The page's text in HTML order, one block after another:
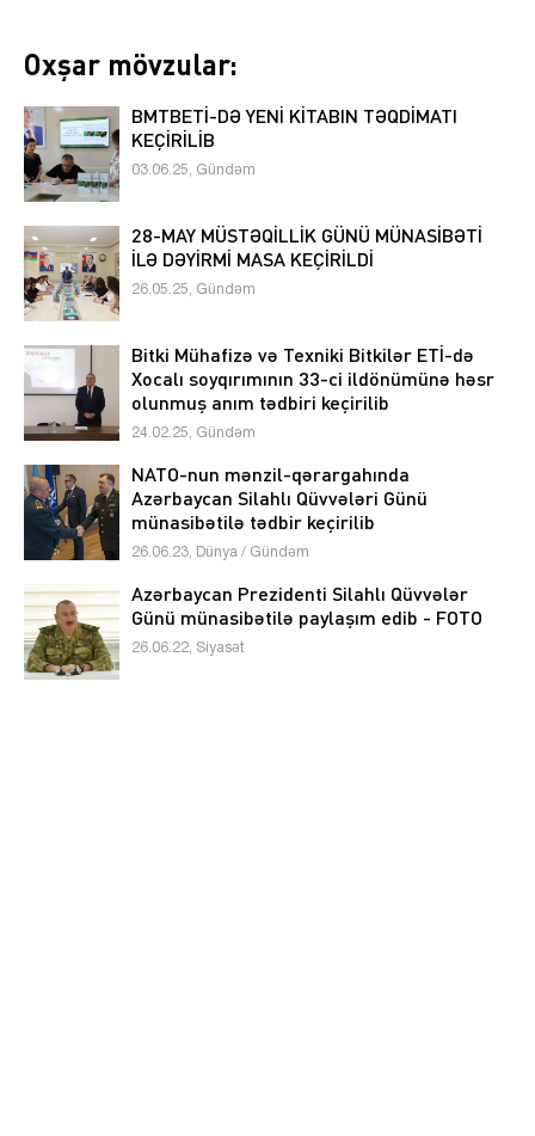
Oxşar mövzular:
BMTBETİ-DƏ YENİ KİTABIN TƏQDİMATI
KEÇİRİLİB
03.06.25, Gündəm
28-MAY MÜSTƏQİLLİK GÜNÜ MÜNASİBƏTİ
İLƏ DƏYİRMİ MASA KEÇİRİLDİ
26.05.25, Gündəm
Bitki Mühafizə və Texniki Bitkilər ETİ-də
Xocalı soyqırımının 33-ci ildönümünə həsr
olunmuş anım tədbiri keçirilib
24.02.25, Gündəm
NATO-nun mənzil-qərargahında
Azərbaycan Silahlı Qüvvələri Günü
münasibətilə tədbir keçirilib
26.06.23, Dünya / Gündəm
Azərbaycan Prezidenti Silahlı Qüvvələr
Günü münasibətilə paylaşım edib - FOTO
26.06.22, Siyasət